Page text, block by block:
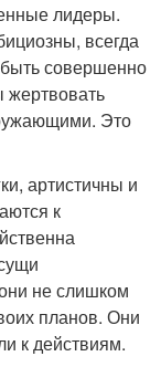
лидеры.
всегда
совершенно
жертвовать
Это
артистичны и
к
не слишком
планов. Они
к действиям.